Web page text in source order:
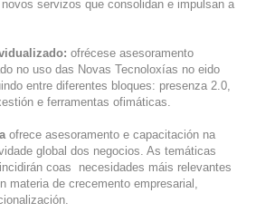
servizos que consolidan e impulsan a
ofrécese asesoramento
no uso das Novas Tecnoloxías no eido
entre diferentes bloques: presenza 2.0,
e ferramentas ofimáticas.
ofrece asesoramento e capacitación na
global dos negocios. As temáticas
coas necesidades máis relevantes
materia de crecemento empresarial,